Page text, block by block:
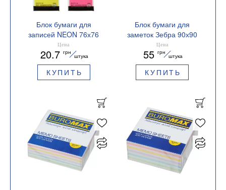
Блок бумаги для
записей NEON 76х76
мм ассорти Buromax
BM.2316-98
Цена
20.7 грн
штука
КУПИТЬ
Блок бумаги для
заметок Зебра 90х90
склеенный BM.2264
Buromax
Цена
55 грн
штука
КУПИТЬ